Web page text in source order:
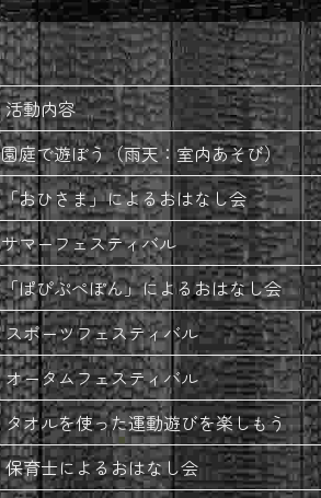
活動内容
園庭で遊ぼう（雨天：室内あそび）
「おひさま」によるおはなし会
サマーフェスティバル
「ぱぴぷぺぽん」によるおはなし会
スポーツフェスティバル
オータムフェスティバル
タオルを使った運動遊びを楽しもう
保育士によるおはなし会